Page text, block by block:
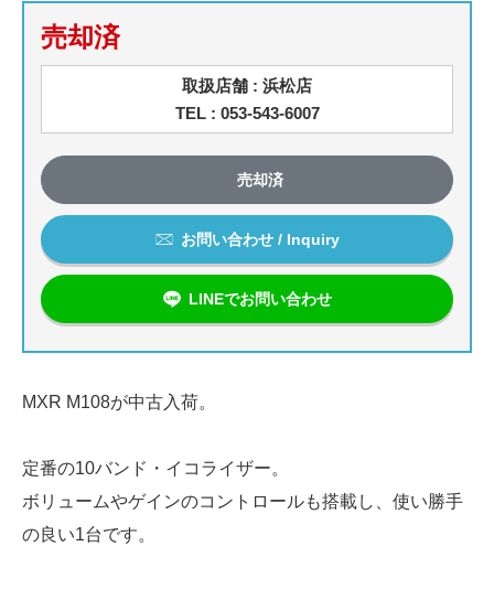
売却済
取扱店舗 : 浜松店
TEL : 053-543-6007
売却済
お問い合わせ / Inquiry
LINEでお問い合わせ
MXR M108が中古入荷。
定番の10バンド・イコライザー。
ボリュームやゲインのコントロールも搭載し、使い勝手
の良い1台です。